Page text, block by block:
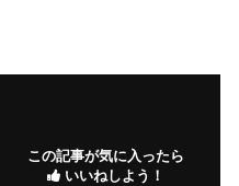
この記事が気に入ったら
いいねしよう！